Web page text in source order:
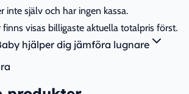
inte själv och har ingen kassa.
finns visas billigaste aktuella totalpris först.
hjälper dig jämföra lugnare